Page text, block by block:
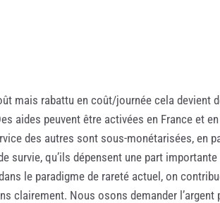
mais rabattu en coût/journée cela
aides peuvent être activées en France et
des autres sont sous-monétarisées,
survie, qu’ils dépensent une part
le paradigme de rareté actuel, on
clairement. Nous osons demander